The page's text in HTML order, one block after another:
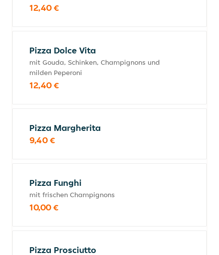
12,40 €
Pizza Dolce Vita
mit Gouda, Schinken, Champignons und
milden Peperoni
12,40 €
Pizza Margherita
9,40 €
Pizza Funghi
mit frischen Champignons
10,00 €
Pizza Prosciutto